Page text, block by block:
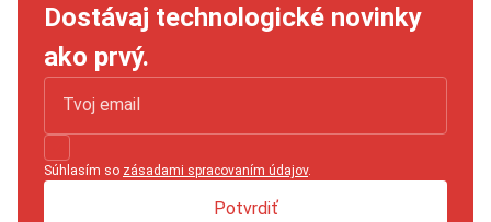
Dostávaj technologické novinky
ako prvý.
Súhlasím so zásadami spracovaním údajov.
Potvrdiť